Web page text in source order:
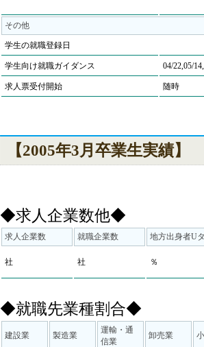
その他
学生の就職登録日
学生向け就職ガイダンス 04/22,05/
求人票受付開始 随時
【2005年3月卒業生実績】
◆求人企業数他◆
求人企業数 就職企業数 地方出身者U
社 社 ％
◆就職先業種割合◆
建設業 製造業
運輸・通
信業
卸売業